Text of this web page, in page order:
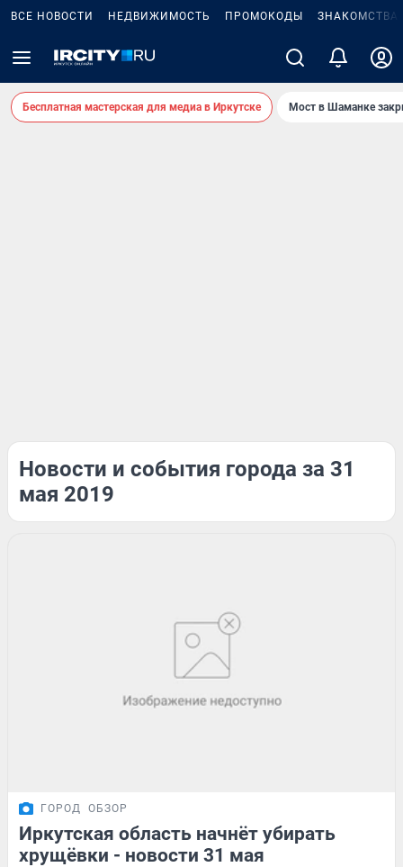
ВСЕ НОВОСТИ НЕДВИЖИМОСТЬ ПРОМОКОДЫ ЗНАКОМСТВА
Бесплатная мастерская для медиа в Иркутске Мост в Шаманке
Новости и события города за 31
мая 2019
ГОРОД ОБЗОР
Иркутская область начнёт убирать
хрущёвки - новости 31 мая